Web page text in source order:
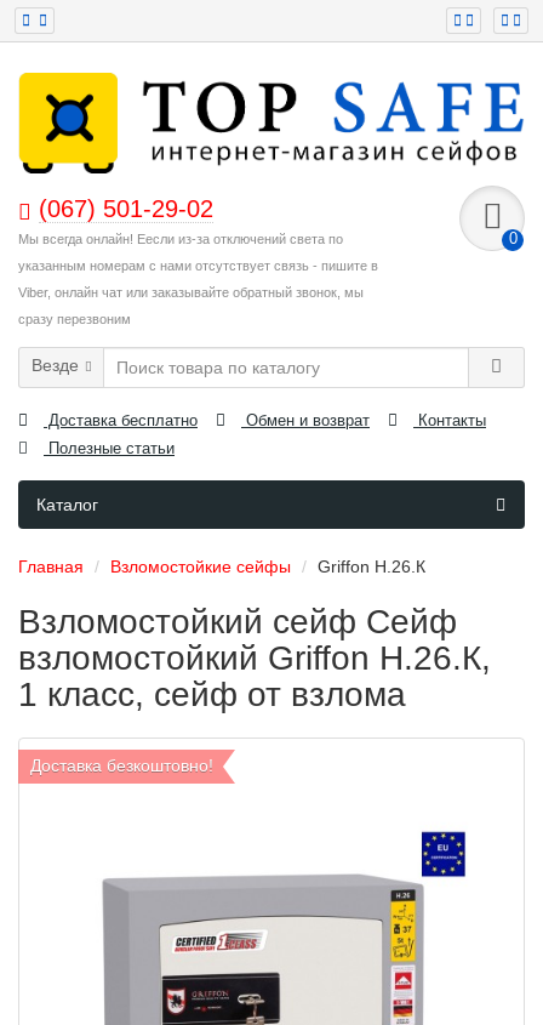
(067) 501-29-02
Мы всегда онлайн! Еесли из-за отключений света по
указанным номерам с нами отсутствует связь - пишите в
Viber, онлайн чат или заказывайте обратный звонок, мы
сразу перезвоним
0
Везде
Доставка бесплатно Обмен и возврат
Контакты
Полезные статьи
Каталог
Главная Взломостойкие сейфы Griffon H.26.К
Взломостойкий сейф Сейф
взломостойкий Griffon H.26.К,
1 класс, сейф от взлома
Доставка безкоштовно!